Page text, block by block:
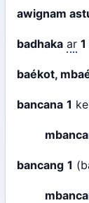
awignam
badhaka ar 1
baékot,
bancana 1
bancang 1